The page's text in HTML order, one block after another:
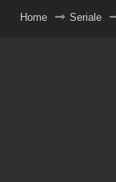
Home Seriale